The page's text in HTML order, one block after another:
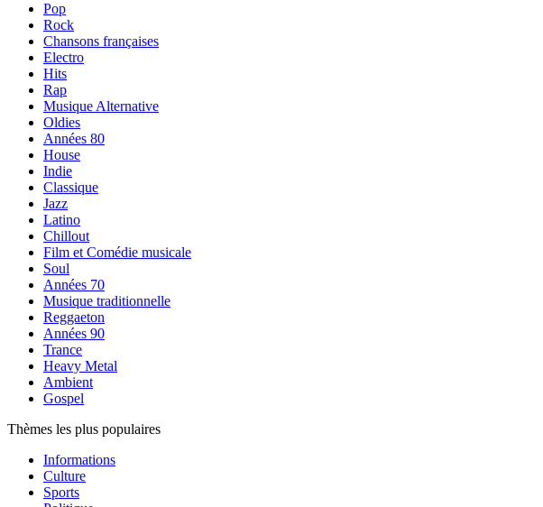
Pop
Rock
Chansons françaises
Electro
Hits
Rap
Musique Alternative
Oldies
Années 80
House
Indie
Classique
Jazz
Latino
Chillout
Film et Comédie musicale
Soul
Années 70
Musique traditionnelle
Reggaeton
Années 90
Trance
Heavy Metal
Ambient
Gospel
Thèmes les plus populaires
Informations
Culture
Sports